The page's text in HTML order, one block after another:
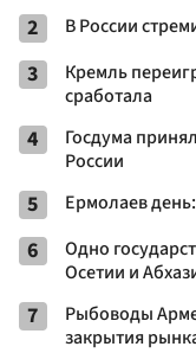
2 В России
3
Кремль
сработала
4
Госдума
России
5 Ермолаев
6
Одно
Осетии и
7
Рыбоводы
закрытия